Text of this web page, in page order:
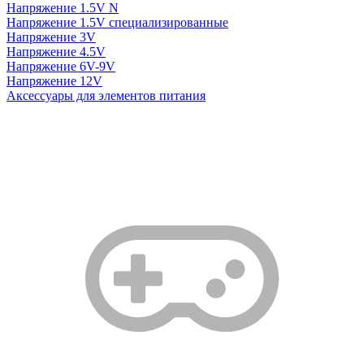
Напряжение 1.5V N
Напряжение 1.5V специализированные
Напряжение 3V
Напряжение 4.5V
Напряжение 6V-9V
Напряжение 12V
Аксессуары для элементов питания